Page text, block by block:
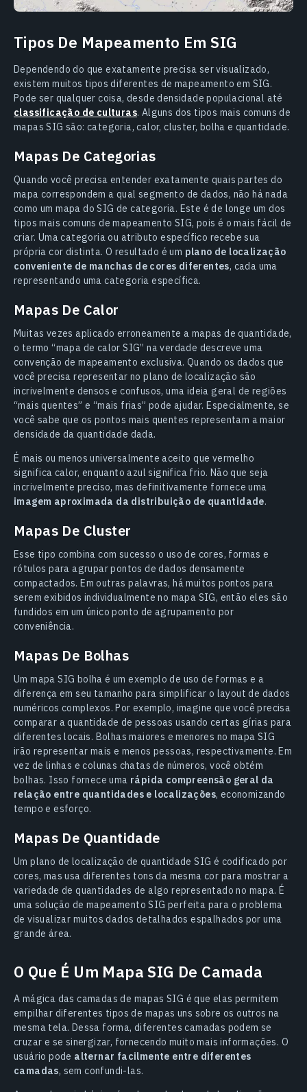
Tipos De Mapeamento Em SIG
Dependendo do que exatamente precisa ser visualizado,
existem muitos tipos diferentes de mapeamento em SIG.
Pode ser qualquer coisa, desde densidade populacional até
classificação de culturas. Alguns dos tipos mais comuns de
mapas SIG são: categoria, calor, cluster, bolha e quantidade.
Mapas De Categorias
Quando você precisa entender exatamente quais partes do
mapa correspondem a qual segmento de dados, não há nada
como um mapa do SIG de categoria. Este é de longe um dos
tipos mais comuns de mapeamento SIG, pois é o mais fácil de
criar. Uma categoria ou atributo específico recebe sua
própria cor distinta. O resultado é um plano de localização
conveniente de manchas de cores diferentes, cada uma
representando uma categoria específica.
Mapas De Calor
Muitas vezes aplicado erroneamente a mapas de quantidade,
o termo “mapa de calor SIG” na verdade descreve uma
convenção de mapeamento exclusiva. Quando os dados que
você precisa representar no plano de localização são
incrivelmente densos e confusos, uma ideia geral de regiões
“mais quentes” e “mais frias” pode ajudar. Especialmente, se
você sabe que os pontos mais quentes representam a maior
densidade da quantidade dada.
É mais ou menos universalmente aceito que vermelho
significa calor, enquanto azul significa frio. Não que seja
incrivelmente preciso, mas definitivamente fornece uma
imagem aproximada da distribuição de quantidade.
Mapas De Cluster
Esse tipo combina com sucesso o uso de cores, formas e
rótulos para agrupar pontos de dados densamente
compactados. Em outras palavras, há muitos pontos para
serem exibidos individualmente no mapa SIG, então eles são
fundidos em um único ponto de agrupamento por
conveniência.
Mapas De Bolhas
Um mapa SIG bolha é um exemplo de uso de formas e a
diferença em seu tamanho para simplificar o layout de dados
numéricos complexos. Por exemplo, imagine que você precisa
comparar a quantidade de pessoas usando certas gírias para
diferentes locais. Bolhas maiores e menores no mapa SIG
irão representar mais e menos pessoas, respectivamente. Em
vez de linhas e colunas chatas de números, você obtém
bolhas. Isso fornece uma rápida compreensão geral da
relação entre quantidades e localizações, economizando
tempo e esforço.
Mapas De Quantidade
Um plano de localização de quantidade SIG é codificado por
cores, mas usa diferentes tons da mesma cor para mostrar a
variedade de quantidades de algo representado no mapa. É
uma solução de mapeamento SIG perfeita para o problema
de visualizar muitos dados detalhados espalhados por uma
grande área.
O Que É Um Mapa SIG De Camada
A mágica das camadas de mapas SIG é que elas permitem
empilhar diferentes tipos de mapas uns sobre os outros na
mesma tela. Dessa forma, diferentes camadas podem se
cruzar e se sinergizar, fornecendo muito mais informações. O
usuário pode alternar facilmente entre diferentes
camadas, sem confundi-las.